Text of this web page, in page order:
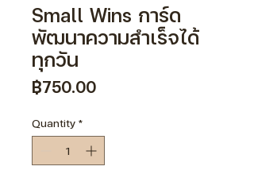
Small Wins การ์ด
พัฒนาความสำเร็จได้
ทุกวัน
฿750.00Price
Quantity *